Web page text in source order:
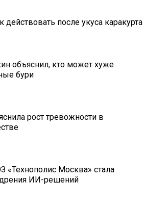
действовать после укуса каракурта
объяснил, кто может хуже
бури
рост тревожности в
«Технополис Москва» стала
ИИ-решений